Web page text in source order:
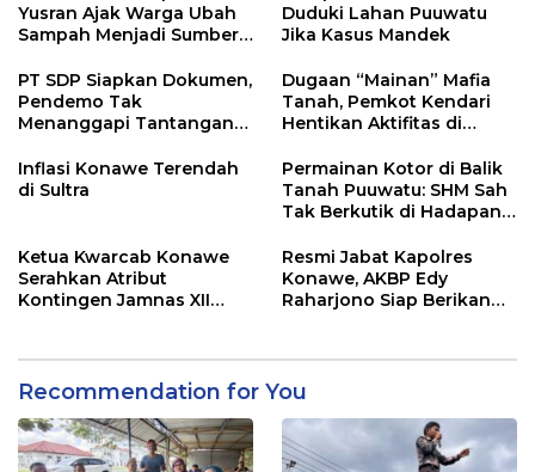
Kerakyatan
Yusran Ajak Warga Ubah
Sampah Menjadi Sumber
Duduki Lahan Puuwatu
Jika Kasus Mandek
PT SDP Siapkan Dokumen,
Pendemo Tak
Menanggapi Tantangan
Dugaan “Mainan” Mafia
Tanah, Pemkot Kendari
Hentikan Aktifitas di
Inflasi Konawe Terendah
di Sultra
Permainan Kotor di Balik
Tanah Puuwatu: SHM Sah
Tak Berkutik di Hadapan
Ketua Kwarcab Konawe
Serahkan Atribut
Kontingen Jamnas XII
Resmi Jabat Kapolres
Konawe, AKBP Edy
Raharjono Siap Berikan
Recommendation for You